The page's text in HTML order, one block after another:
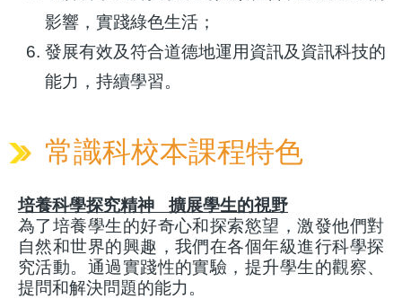
影響，實踐綠色生活；
發展有效及符合道德地運用資訊及資訊科技的
能力，持續學習。
常識科校本課程特色
培養科學探究精神 擴展學生的視野
為了培養學生的好奇心和探索慾望，激發他們對
自然和世界的興趣，我們在各個年級進行科學探
究活動。通過實踐性的實驗，提升學生的觀察、
提問和解決問題的能力。